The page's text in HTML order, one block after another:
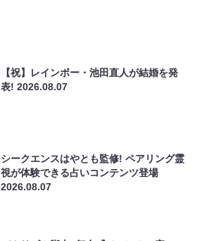
【祝】レインボー・池田直人が結婚を発
表!2026.08.07
シークエンスはやとも監修! ペアリング霊
視が体験できる占いコンテンツ登場
2026.08.07